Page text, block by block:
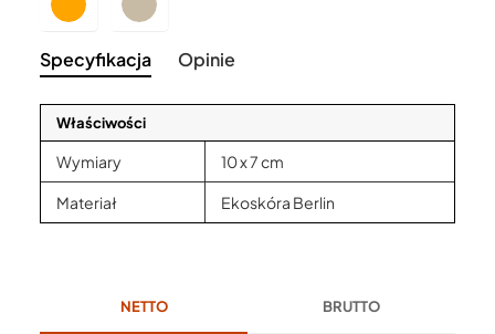
Specyfikacja Opinie
Właściwości
Wymiary 10 x 7 cm
Materiał Ekoskóra Berlin
NETTO BRUTTO